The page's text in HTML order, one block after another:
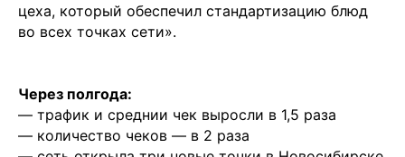
цеха, который обеспечил стандартизацию блюд
во всех точках сети».
Через полгода:
— трафик и среднии чек выросли в 1,5 раза
— количество чеков — в 2 раза